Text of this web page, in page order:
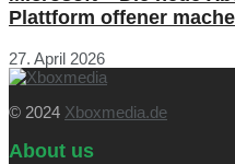
Plattform offener
27. April 2026
© 2024 Xboxmedia.de
About us